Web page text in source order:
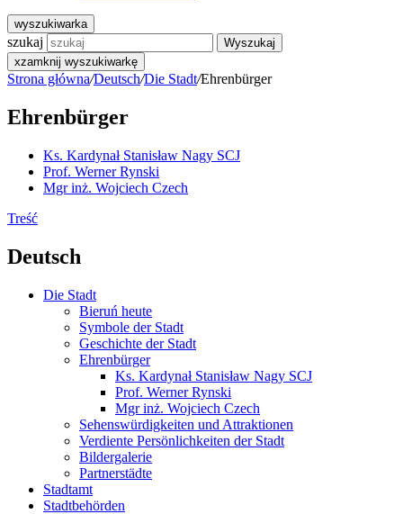
wyszukiwarka
szukaj
Wyszukaj
xzamknij wyszukiwarkę
Strona główna/Deutsch/Die Stadt/Ehrenbürger
Ehrenbürger
Ks. Kardynał Stanisław Nagy SCJ
Prof. Werner Rynski
Mgr inż. Wojciech Czech
Treść
Deutsch
Die Stadt
Bieruń heute
Symbole der Stadt
Geschichte der Stadt
Ehrenbürger
Ks. Kardynał Stanisław Nagy SCJ
Prof. Werner Rynski
Mgr inż. Wojciech Czech
Sehenswürdigkeiten und Attraktionen
Verdiente Persönlichkeiten der Stadt
Bildergalerie
Partnerstädte
Stadtamt
Stadtbehörden